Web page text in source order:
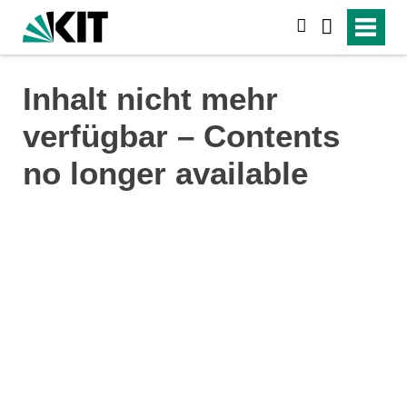
Inhalt nicht mehr
verfügbar – Contents
no longer available